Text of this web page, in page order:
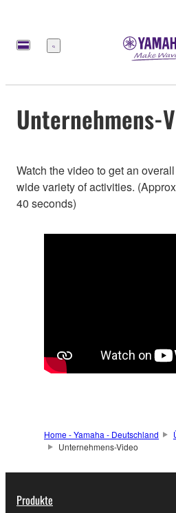
Menü
Unternehmens-
Watch the video to get an
wide variety of activities.
40 seconds)
Home - Yamaha - Deutschland
Unternehmens-Video
Produkte